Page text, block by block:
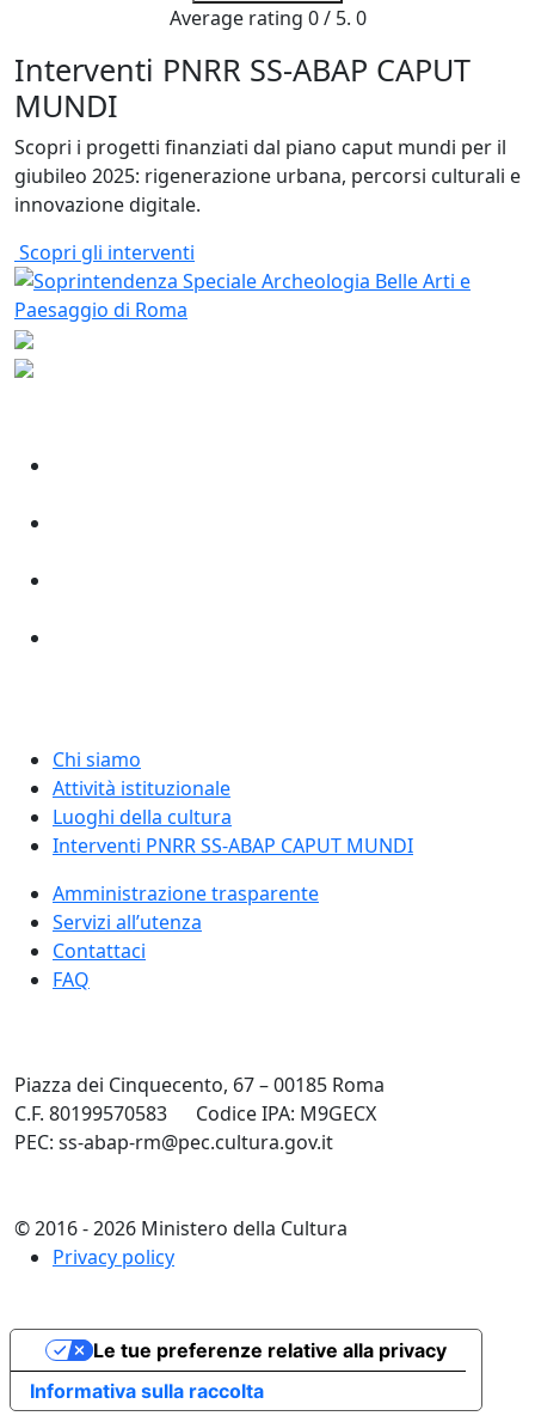
Average rating 0/ 5. 0
Interventi PNRR SS-ABAP CAPUT
MUNDI
Scopri i progetti finanziati dal piano caput mundi per il
giubileo 2025: rigenerazione urbana, percorsi culturali e
innovazione digitale.
Scopri gli interventi
Chi siamo
Attività istituzionale
Luoghi della cultura
Interventi PNRR SS-ABAP CAPUT MUNDI
Amministrazione trasparente
Servizi all’utenza
Contattaci
FAQ
Piazza dei Cinquecento, 67 – 00185 Roma
C.F. 80199570583
Codice IPA: M9GECX
PEC: ss-abap-rm@pec.cultura.gov.it
© 2016 - 2026 Ministero della Cultura
Privacy policy
Informativa sulla raccolta
Le tue preferenze relative alla privacy